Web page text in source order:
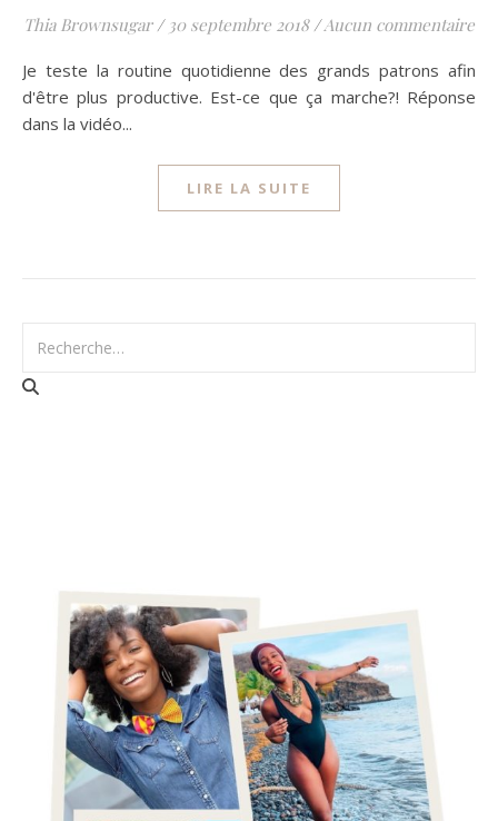
Thia Brownsugar / 30 septembre 2018 /Aucun commentaire
Je teste la routine quotidienne des grands patrons afin
d'être plus productive. Est-ce que ça marche?! Réponse
dans la vidéo...
LIRE LA SUITE